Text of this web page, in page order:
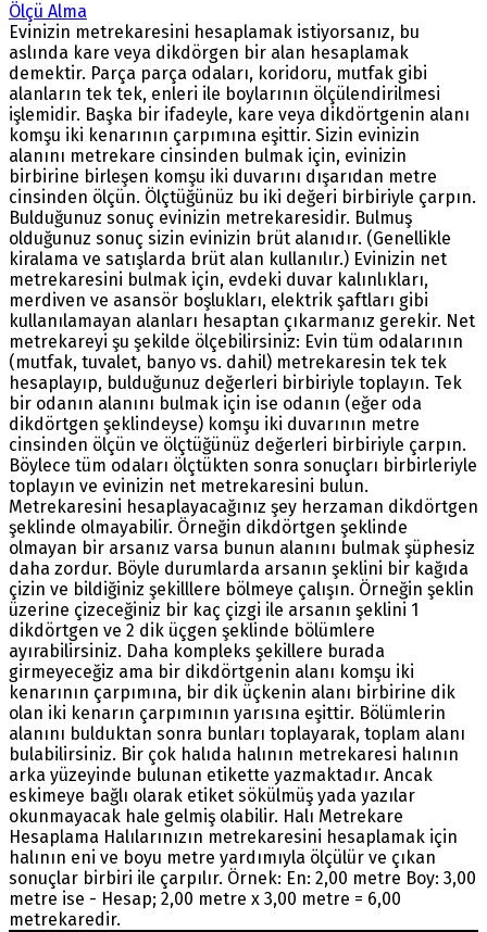
Ölçü Alma
Evinizin metrekaresini hesaplamak istiyorsanız, bu
aslında kare veya dikdörgen bir alan hesaplamak
demektir. Parça parça odaları, koridoru, mutfak gibi
alanların tek tek, enleri ile boylarının ölçülendirilmesi
işlemidir. Başka bir ifadeyle, kare veya dikdörtgenin alanı
komşu iki kenarının çarpımına eşittir. Sizin evinizin
alanını metrekare cinsinden bulmak için, evinizin
birbirine birleşen komşu iki duvarını dışarıdan metre
cinsinden ölçün. Ölçtüğünüz bu iki değeri birbiriyle çarpın.
Bulduğunuz sonuç evinizin metrekaresidir. Bulmuş
olduğunuz sonuç sizin evinizin brüt alanıdır. (Genellikle
kiralama ve satışlarda brüt alan kullanılır.) Evinizin net
metrekaresini bulmak için, evdeki duvar kalınlıkları,
merdiven ve asansör boşlukları, elektrik şaftları gibi
kullanılamayan alanları hesaptan çıkarmanız gerekir. Net
metrekareyi şu şekilde ölçebilirsiniz: Evin tüm odalarının
(mutfak, tuvalet, banyo vs. dahil) metrekaresin tek tek
hesaplayıp, bulduğunuz değerleri birbiriyle toplayın. Tek
bir odanın alanını bulmak için ise odanın (eğer oda
dikdörtgen şeklindeyse) komşu iki duvarının metre
cinsinden ölçün ve ölçtüğünüz değerleri birbiriyle çarpın.
Böylece tüm odaları ölçtükten sonra sonuçları birbirleriyle
toplayın ve evinizin net metrekaresini bulun.
Metrekaresini hesaplayacağınız şey herzaman dikdörtgen
şeklinde olmayabilir. Örneğin dikdörtgen şeklinde
olmayan bir arsanız varsa bunun alanını bulmak şüphesiz
daha zordur. Böyle durumlarda arsanın şeklini bir kağıda
çizin ve bildiğiniz şekilllere bölmeye çalışın. Örneğin şeklin
üzerine çizeceğiniz bir kaç çizgi ile arsanın şeklini 1
dikdörtgen ve 2 dik üçgen şeklinde bölümlere
ayırabilirsiniz. Daha kompleks şekillere burada
girmeyeceğiz ama bir dikdörtgenin alanı komşu iki
kenarının çarpımına, bir dik üçkenin alanı birbirine dik
olan iki kenarın çarpımının yarısına eşittir. Bölümlerin
alanını bulduktan sonra bunları toplayarak, toplam alanı
bulabilirsiniz. Bir çok halıda halının metrekaresi halının
arka yüzeyinde bulunan etikette yazmaktadır. Ancak
eskimeye bağlı olarak etiket sökülmüş yada yazılar
okunmayacak hale gelmiş olabilir. Halı Metrekare
Hesaplama Halılarınızın metrekaresini hesaplamak için
halının eni ve boyu metre yardımıyla ölçülür ve çıkan
sonuçlar birbiri ile çarpılır. Örnek: En: 2,00 metre Boy: 3,00
metre ise - Hesap; 2,00 metre x 3,00 metre = 6,00
metrekaredir.